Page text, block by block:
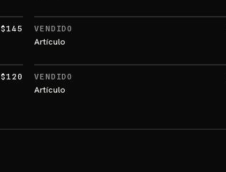
$145 VENDIDO
Artículo
$120 VENDIDO
Artículo